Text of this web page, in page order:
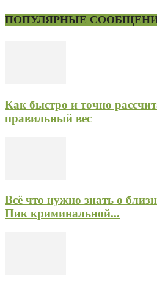
ПОПУЛЯРНЫЕ
Как быстро и точно
правильный вес
Всё что нужно знать о
Пик криминальной...